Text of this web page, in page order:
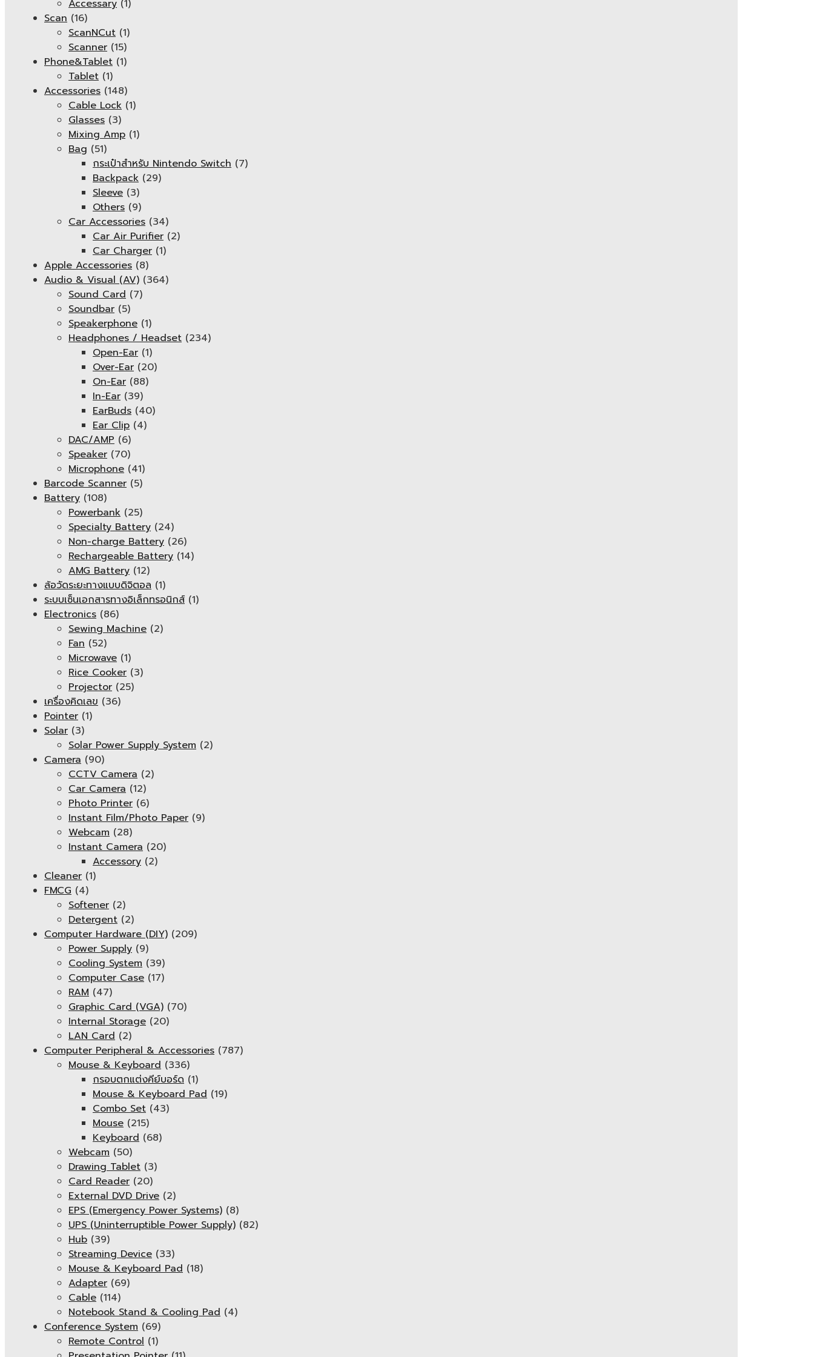
Accessary (1)
Scan (16)
ScanNCut (1)
Scanner (15)
Phone&Tablet (1)
Tablet (1)
Accessories (148)
Cable Lock (1)
Glasses (3)
Mixing Amp (1)
Bag (51)
กระเป๋าสำหรับ Nintendo Switch (7)
Backpack (29)
Sleeve (3)
Others (9)
Car Accessories (34)
Car Air Purifier (2)
Car Charger (1)
Apple Accessories (8)
Audio & Visual (AV) (364)
Sound Card (7)
Soundbar (5)
Speakerphone (1)
Headphones / Headset (234)
Open-Ear (1)
Over-Ear (20)
On-Ear (88)
In-Ear (39)
EarBuds (40)
Ear Clip (4)
DAC/AMP (6)
Speaker (70)
Microphone (41)
Barcode Scanner (5)
Battery (108)
Powerbank (25)
Specialty Battery (24)
Non-charge Battery (26)
Rechargeable Battery (14)
AMG Battery (12)
ล้อวัดระยะทางแบบดิจิตอล (1)
ระบบเซ็นเอกสารทางอิเล็กทรอนิกส์ (1)
Electronics (86)
Sewing Machine (2)
Fan (52)
Microwave (1)
Rice Cooker (3)
Projector (25)
เครื่องคิดเลข (36)
Pointer (1)
Solar (3)
Solar Power Supply System (2)
Camera (90)
CCTV Camera (2)
Car Camera (12)
Photo Printer (6)
Instant Film/Photo Paper (9)
Webcam (28)
Instant Camera (20)
Accessory (2)
Cleaner (1)
FMCG (4)
Softener (2)
Detergent (2)
Computer Hardware (DIY) (209)
Power Supply (9)
Cooling System (39)
Computer Case (17)
RAM (47)
Graphic Card (VGA) (70)
Internal Storage (20)
LAN Card (2)
Computer Peripheral & Accessories (787)
Mouse & Keyboard (336)
กรอบตกแต่งคีย์บอร์ด (1)
Mouse & Keyboard Pad (19)
Combo Set (43)
Mouse (215)
Keyboard (68)
Webcam (50)
Drawing Tablet (3)
Card Reader (20)
External DVD Drive (2)
EPS (Emergency Power Systems) (8)
UPS (Uninterruptible Power Supply) (82)
Hub (39)
Streaming Device (33)
Mouse & Keyboard Pad (18)
Adapter (69)
Cable (114)
Notebook Stand & Cooling Pad (4)
Conference System (69)
Remote Control (1)